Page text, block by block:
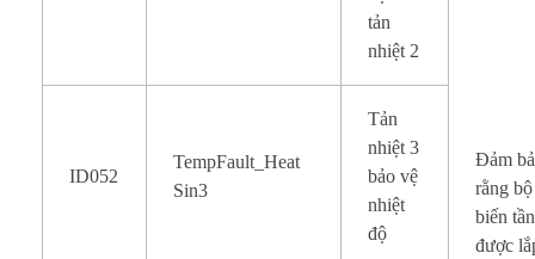
Đảm
rằng bộ
biến tần
được
tản
nhiệt 2
ID052
TempFault_Heat
Sin3
Tản
nhiệt 3
bảo vệ
nhiệt
độ